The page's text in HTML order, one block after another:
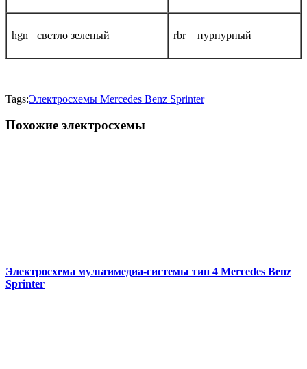
hgn= светло зеленый rbr = пурпурный
Tags:Электросхемы Mercedes Benz Sprinter
Похожие электросхемы
Электросхема мультимедиа-системы тип 4 Mercedes Benz
Sprinter